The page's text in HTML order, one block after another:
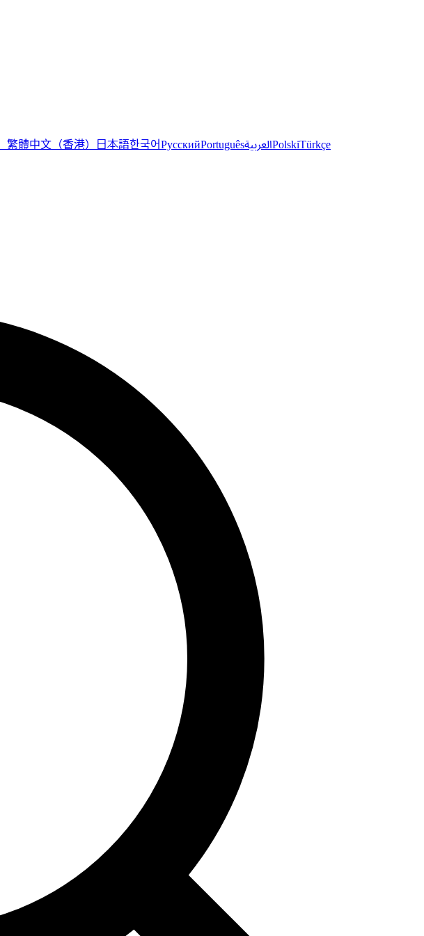
繁體中文（香港） 日本語한국어РусскийPortuguêsالعربيةPolskiTürkçe